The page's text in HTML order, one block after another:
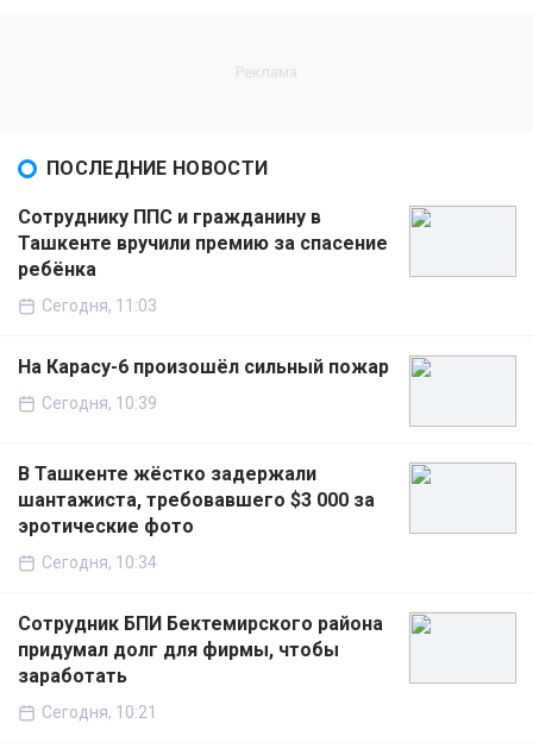
ПОСЛЕДНИЕ НОВОСТИ
Сотруднику ППС и гражданину в
Ташкенте вручили премию за спасение
ребёнка
Сегодня, 11:03
На Карасу-6 произошёл сильный пожар
Сегодня, 10:39
В Ташкенте жёстко задержали
шантажиста, требовавшего $3 000 за
эротические фото
Сегодня, 10:34
Сотрудник БПИ Бектемирского района
придумал долг для фирмы, чтобы
заработать
Сегодня, 10:21